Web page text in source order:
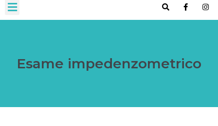
Esame impedenzometrico